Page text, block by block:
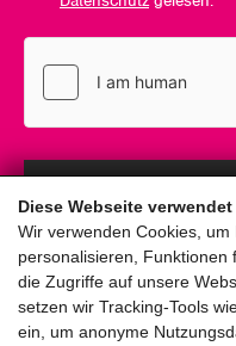
Diese Webseite
Wir verwenden Cookies,
personalisieren, Funktionen
die Zugriffe auf unsere
setzen wir Tracking-Tools
ein, um anonyme